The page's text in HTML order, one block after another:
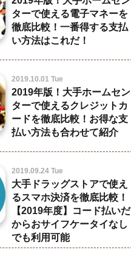
ターで使える電子マネーを
徹底比較！一番得する支払
い方法はこれだ！
2019.10.01 Tue
2019年版！大手ホームセン
ターで使えるクレジットカ
ードを徹底比較！お得な支
払い方法も合わせて紹介
2019.09.24 Tue
大手ドラッグストアで使え
るスマホ決済を徹底比較！
【2019年度】コード払いだ
からおサイフケータイなし
でも利用可能